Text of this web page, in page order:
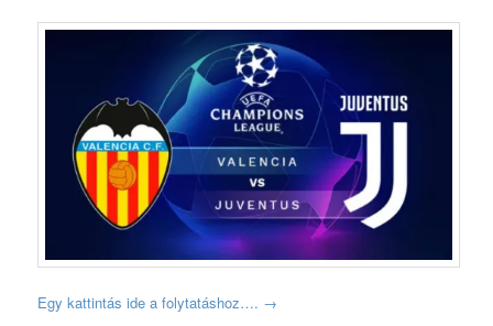
Egy kattintás ide a folytatáshoz…. →